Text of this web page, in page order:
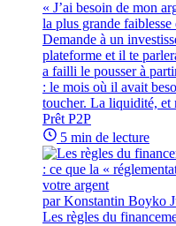
« J’ai besoin de mon
la plus grande faiblesse
Demande à un
plateforme et il te
a failli le pousser à
: le mois où il avait
toucher. La liquidité, et
Prêt P2P
5 min de lecture
par Konstantin Boyko
Les règles du